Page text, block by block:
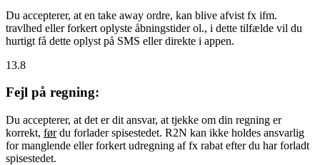
Du accepterer, at en take away ordre, kan blive afvist fx ifm.
travlhed eller forkert oplyste åbningstider ol., i dette tilfælde vil du
hurtigt få dette oplyst på SMS eller direkte i appen.
13.8
Fejl på regning:
Du accepterer, at det er dit ansvar, at tjekke om din regning er
korrekt, førdu forlader spisestedet. R2N kan ikke holdes ansvarlig
for manglende eller forkert udregning af fx rabat efter du har forladt
spisestedet.